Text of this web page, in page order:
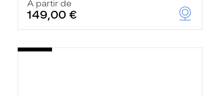
À partir de
149,00 €